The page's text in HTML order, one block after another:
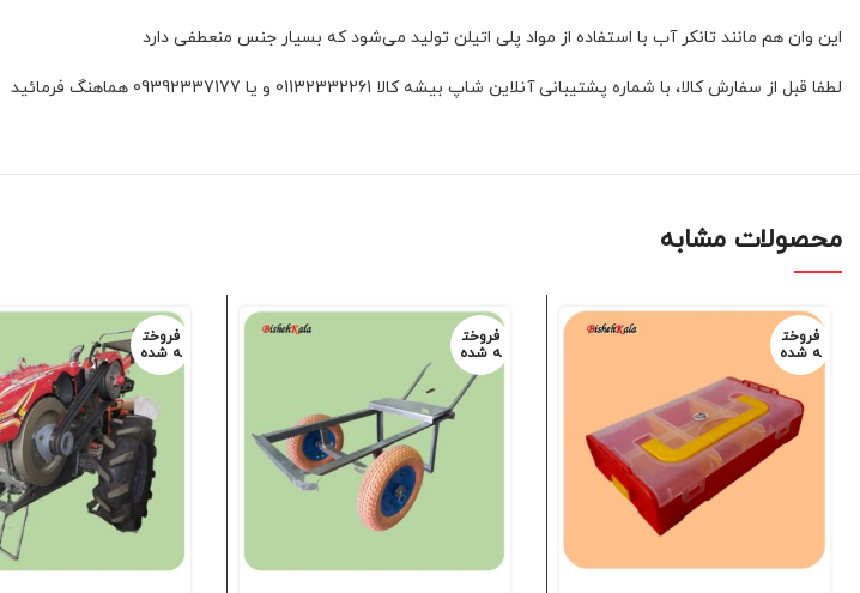
این وان هم مانند تانکر آب با استفاده از مواد پلی اتیلن تولید می‌شود که بسیار جنس منعطفی دارد
لطفا قبل از سفارش کالا، با شماره پشتیبانی آنلاین شاپ بیشه کالا 01132332261 و یا 09392337177 هماهنگ فرمائید
محصولات مشابه
فروخت
ه شده
فروخت
ه شده
فروخت
ه شده